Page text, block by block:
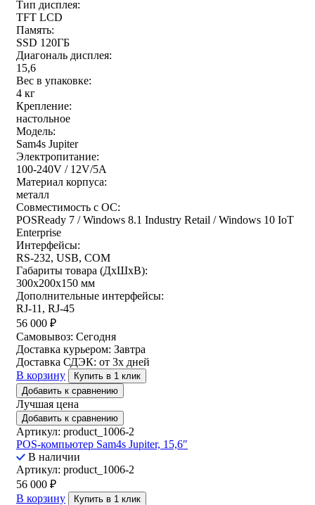
Тип дисплея:
TFT LCD
Память:
SSD 120ГБ
Диагональ дисплея:
15,6
Вес в упаковке:
4 кг
Крепление:
настольное
Модель:
Sam4s Jupiter
Электропитание:
100-240V / 12V/5A
Материал корпуса:
металл
Совместимость с ОС:
POSReady 7 / Windows 8.1 Industry Retail / Windows 10 IoT
Enterprise
Интерфейсы:
RS-232, USB, COM
Габариты товара (ДxШxВ):
300х200х150 мм
Дополнительные интерфейсы:
RJ-11, RJ-45
56 000 ₽
Самовывоз: Сегодня
Доставка курьером: Завтра
Доставка СДЭК: от 3х дней
В корзину
Купить в 1 клик
Добавить к сравнению
Лучшая цена
Добавить к сравнению
Артикул: product_1006-2
POS-компьютер Sam4s Jupiter, 15,6″
В наличии
Артикул: product_1006-2
56 000 ₽
В корзину
Купить в 1 клик